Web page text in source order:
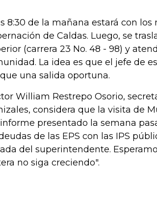
8:30 de la mañana estará con
de Caldas. Luego, se
(carrera 23 No. 48 - 98) y
La idea es que el jefe de
una salida oportuna.
William Restrepo Osorio,
considera que la visita de
presentado la semana
de las EPS con las IPS
del superintendente.
no siga creciendo".